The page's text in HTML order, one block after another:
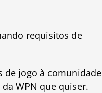
requisitos de
de jogo à comunidade
WPN que quiser.